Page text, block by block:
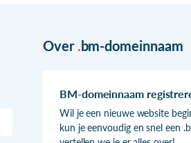
Over .bm-domeinnaam
BM-domeinnaam
Wil je een nieuwe website
kun je eenvoudig en snel een